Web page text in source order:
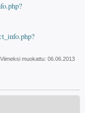
Viimeksi muokattu: 06.06.2013